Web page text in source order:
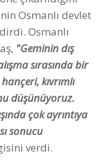
Osmanlı devlet
Osmanlı
"Geminin dış
sırasında bir
kıvrımlı
düşünüyoruz.
çok ayrıntıya
sonucu
verdi.